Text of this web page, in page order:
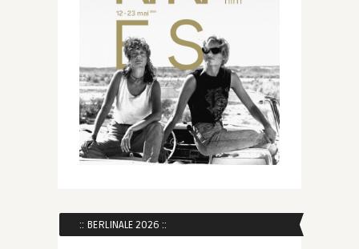
:: BERLINALE 2026 ::